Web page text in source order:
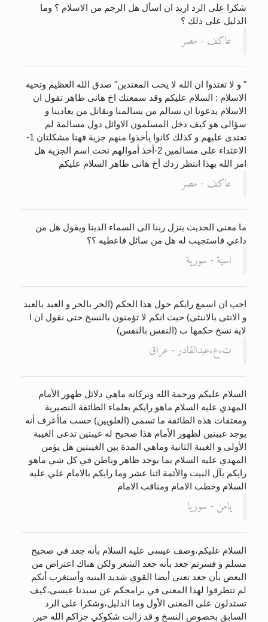
الحجّ.. دلالات، حِكم، وأهداف >> المزيد
شكرا على الرد اريد ان اسأل هل الرجم من الاسلام ؟ وما
الدليل على ذلك ؟
عاكف - مصر
" و لا تعتدوا ان الله لا يحب المعتدين" صدق الله العظيم وتحية
الاسلام : السلام عليكم وقد سمعتك اخ هانى طاهر تقول ان
الاسلام يدعونا ان نسالم من يسالمنا ونقاتل من يعادينا و
سؤالى هو كيف دخل المسلمون الاوائل دول مسالمة لم
تعتدى عليهم و كذلك كانوا يأخذوا منهم جزية فهنا مشكلتان 1-
الاعتداء على مسالمين 2-أخذ أموالهم تحت اسم الجزية هل
امر الله بهذا انتظر ردك أخ هانى طاهر السلام عليكم
عاكف - مصر
ما معنى الحديث ينزل ربنا الى السماء الدينا ويقول هل من
داعي فاستجيب له هل من سائل فاعطيه ؟؟
اسية - سورية
احب ان اسمع رايكم حول هذا الحكم (الحر بالحر و العبد بالعبد
و الانثى بالاننثى) حيث انكم لا تؤمنون بالنسخ حتى نقول ان ا
لاية نسخ حكمها ب (النفس بالنفس)
ت.ع.عبدالقادر - عراق
السلام عليكم ورحمة الله وبركاته ماهي دلائل ظهور الأمام
المهدي عليه السلام ماهو رايكم بعلماء الطائفة النصيرية
ومعتقات هذه الطائفة ما تسمى (العلويين) حسب ماأعرف أنه
يوجد غيبتين لظهور الأمام هذا صحيح له غيبتين تدعى الغيبة
الأولى و الغيبة الثانية وماهي المدة بين الغيبتين هل يؤمن
المهدي عليه السلام بما يوجد ظاهر وباطن في كل شي ماهو
رايكم بآل البيت والأئمة اثنا عشر وما رايكم بالامام علي عليه
السلام وخطب الامام ومناقب الامام
يامن - سوريا
السلام عليكم،وصف عيسى عليه السلام بأنه جعد في صحيح
مسلم و فسرتم جعد بأنه جعد الشعر ولكن هناك اعتراض من
البعض بأن جعد تعني أيضا القوي شديد البنيه وأستغرب أنكم
لم تتطرقوا لهذا المعنى في برامجكم عن سيدنا عيسى،كيف
تستدلون على المعنى الأول وما الدليل،وشكرا على الرد
السابق بخصوص النسخ و قد زالت شكوكي جزاكم الله خير.